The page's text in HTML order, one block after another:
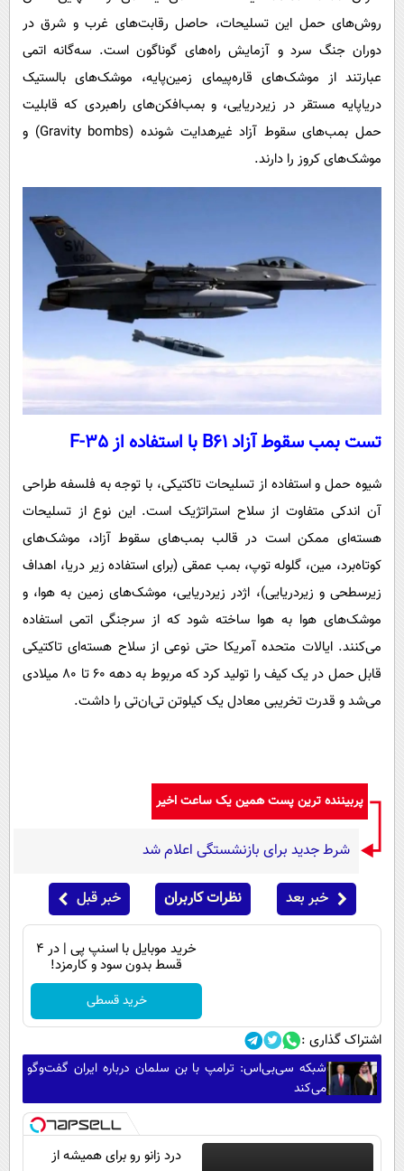
روش‌های حمل این تسلیحات، حاصل رقابت‌های غرب و شرق در
دوران جنگ سرد و آزمایش راه‌های گوناگون است. سه‌گانه اتمی
عبارتند از موشک‌های قاره‌پیمای زمین‌پایه، موشک‌های بالستیک
دریاپایه مستقر در زیردریایی، و بمب‌افکن‌های راهبردی که قابلیت
حمل بمب‌های سقوط آزاد غیرهدایت شونده (Gravity bombs) و
موشک‌های کروز را دارند.
تست بمب سقوط آزاد B61 با استفاده از F-35
شیوه حمل و استفاده از تسلیحات تاکتیکی، با توجه به فلسفه طراحی
آن اندکی متفاوت از سلاح استراتژیک است. این نوع از تسلیحات
هسته‌ای ممکن است در قالب بمب‌های سقوط آزاد، موشک‌های
کوتاه‌برد، مین، گلوله توپ، بمب عمقی (برای استفاده زیر دریا، اهداف
زیرسطحی و زیردریایی)، اژدر زیردریایی، موشک‌های زمین به هوا، و
موشک‌های هوا به هوا ساخته شود که از سرجنگی اتمی استفاده
می‌کنند. ایالات متحده آمریکا حتی نوعی از سلاح هسته‌ای تاکتیکی
قابل حمل در یک کیف را تولید کرد که مربوط به دهه ۶۰ تا ۸۰ میلادی
می‌شد و قدرت تخریبی معادل یک کیلوتن تی‌ان‌تی را داشت.
پربیننده ترین پست همین یک ساعت اخیر
شرط جدید برای بازنشستگی اعلام شد
خبر بعد نظرات کاربران خبر قبل
خرید موبایل با اسنپ پی | در ۴
قسط بدون سود و کارمزد!
خرید قسطی
اشتراک گذاری :
شبکه سی‌بی‌اس: ترامپ با بن سلمان درباره ایران گفت‌وگو
می‌کند
درد زانو رو برای همیشه از